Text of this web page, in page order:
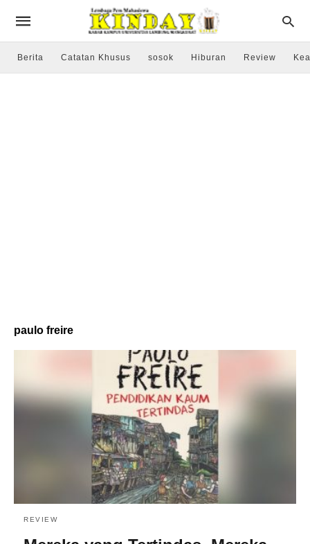
Berita Catatan Khusus sosok Hiburan Review
paulo freire
REVIEW